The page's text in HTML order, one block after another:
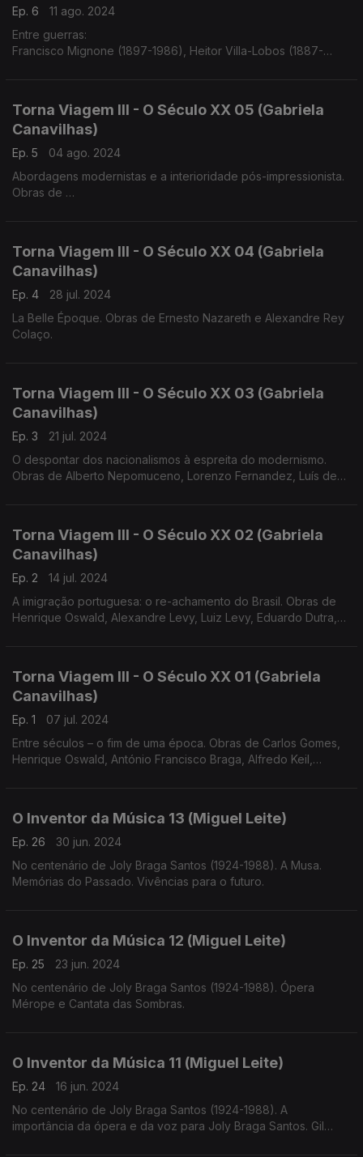
Ep. 6
11 ago. 2024
Entre guerras:
Francisco Mignone (1897-1986), Heitor Villa-Lobos (1887-
Torna Viagem III - O Século XX 05 (Gabriela
Canavilhas)
Ep. 5
04 ago. 2024
Abordagens modernistas e a interioridade pós-impressionista.
Obras de
Torna Viagem III - O Século XX 04 (Gabriela
Canavilhas)
Ep. 4
28 jul. 2024
La Belle Époque. Obras de Ernesto Nazareth e Alexandre Rey
Colaço.
Torna Viagem III - O Século XX 03 (Gabriela
Canavilhas)
Ep. 3
21 jul. 2024
O despontar dos nacionalismos à espreita do modernismo.
Obras de Alberto Nepomuceno, Lorenzo Fernandez, Luís de
Torna Viagem III - O Século XX 02 (Gabriela
Canavilhas)
Ep. 2
14 jul. 2024
A imigração portuguesa: o re-achamento do Brasil. Obras de
Henrique Oswald, Alexandre Levy, Luiz Levy, Eduardo Dutra,
Torna Viagem III - O Século XX 01 (Gabriela
Canavilhas)
Ep. 1
07 jul. 2024
Entre séculos – o fim de uma época. Obras de Carlos Gomes,
Henrique Oswald, António Francisco Braga, Alfredo Keil,
O Inventor da Música 13 (Miguel Leite)
Ep. 26
30 jun. 2024
No centenário de Joly Braga Santos (1924-1988). A Musa.
Memórias do Passado. Vivências para o futuro.
O Inventor da Música 12 (Miguel Leite)
Ep. 25
23 jun. 2024
No centenário de Joly Braga Santos (1924-1988). Ópera
Mérope e Cantata das Sombras.
O Inventor da Música 11 (Miguel Leite)
Ep. 24
16 jun. 2024
No centenário de Joly Braga Santos (1924-1988). A
importância da ópera e da voz para Joly Braga Santos. Gil